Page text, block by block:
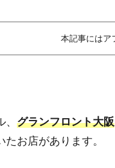
本記事にはア
グランフロント大阪
お店があります。